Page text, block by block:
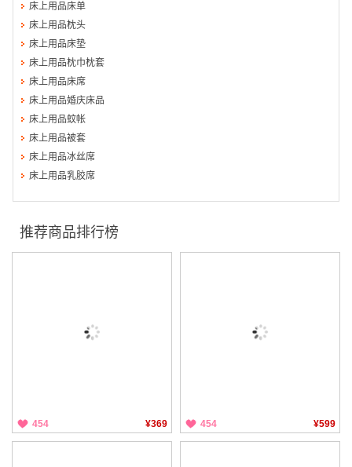
床上用品床单
床上用品枕头
床上用品床垫
床上用品枕巾枕套
床上用品床席
床上用品婚庆床品
床上用品蚊帐
床上用品被套
床上用品冰丝席
床上用品乳胶席
推荐商品排行榜
454 ¥369 454 ¥599